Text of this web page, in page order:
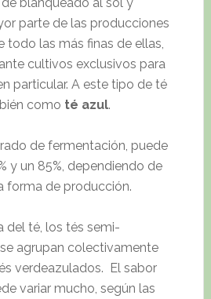
parte de las producciones
todo las más finas de ellas,
cultivos exclusivos para
particular. A este tipo de té
como té azul.
de fermentación, puede
y un 85%, dependiendo de
forma de producción.
del té, los tés semi-
agrupan colectivamente
verdeazulados. El sabor
variar mucho, según las